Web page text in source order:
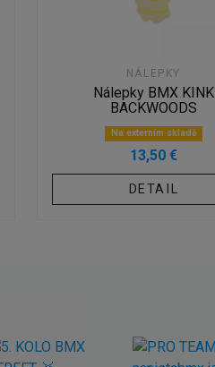
NÁLEPKY
Nálepky BMX KINK
BACKWOODS
Na externím skladě
13,50 €
DETAIL